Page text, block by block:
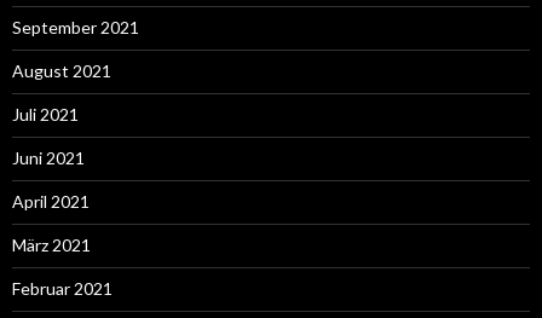
September 2021
August 2021
Juli 2021
Juni 2021
April 2021
März 2021
Februar 2021